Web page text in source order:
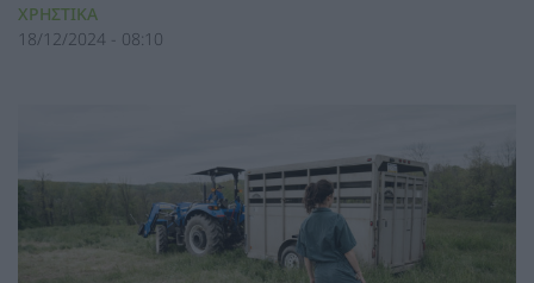
ΧΡΗΣΤΙΚΑ
18/12/2024 - 08:10